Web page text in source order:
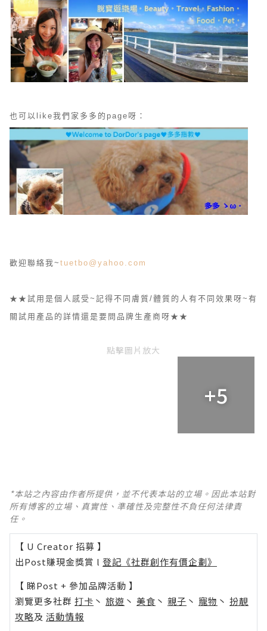
也可以like我們家多多的page呀：
歡迎聯絡我~ tuetbo@yahoo.com
★★試用是個人感受~記得不同膚質/體質的人有不同效果呀~有
關試用產品的詳情還是要問品牌生產商呀★★
點擊圖片放大
+5
*本站之內容由作者所提供，並不代表本站的立場。因此本站對
所有博客的立場、真實性、準確性及完整性不負任何法律責
任。
【 U Creator 招募 】
出Post賺現金獎賞 l 登記《社群創作有價企劃》
【 睇Post + 參加品牌活動 】
瀏覽更多社群 打卡 丶 旅遊 丶 美食 丶 親子 丶 寵物 丶 扮靚
攻略及 活動情報